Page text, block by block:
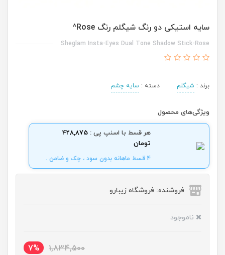
سایه استیکی دو رنگ شیگلم رنگ Rose^
Sheglam Insta-Eyes Dual Tone Shadow Stick-Rose
برند : شیگلم دسته : سایه چشم
ویژگی‌های محصول
هر قسط با اسنپ پی : 428,875
تومان
4 قسط ماهانه بدون سود ، چک و ضامن .
فروشنده: فروشگاه زیبارو
ناموجود
1,834,500
7%